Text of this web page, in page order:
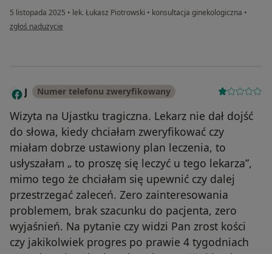
5 listopada 2025 • lek. Łukasz Piotrowski • konsultacja ginekologiczna •
w opinii użytkownika Maria
zgłoś nadużycie
J Numer telefonu zweryfikowany
Wizyta na Ujastku tragiczna. Lekarz nie dał dojść
do słowa, kiedy chciałam zweryfikować czy
miałam dobrze ustawiony plan leczenia, to
usłyszałam „ to proszę się leczyć u tego lekarza”,
mimo tego że chciałam się upewnić czy dalej
przestrzegać zaleceń. Zero zainteresowania
problemem, brak szacunku do pacjenta, zero
wyjaśnień. Na pytanie czy widzi Pan zrost kości
czy jakikolwiek progres po prawie 4 tygodniach